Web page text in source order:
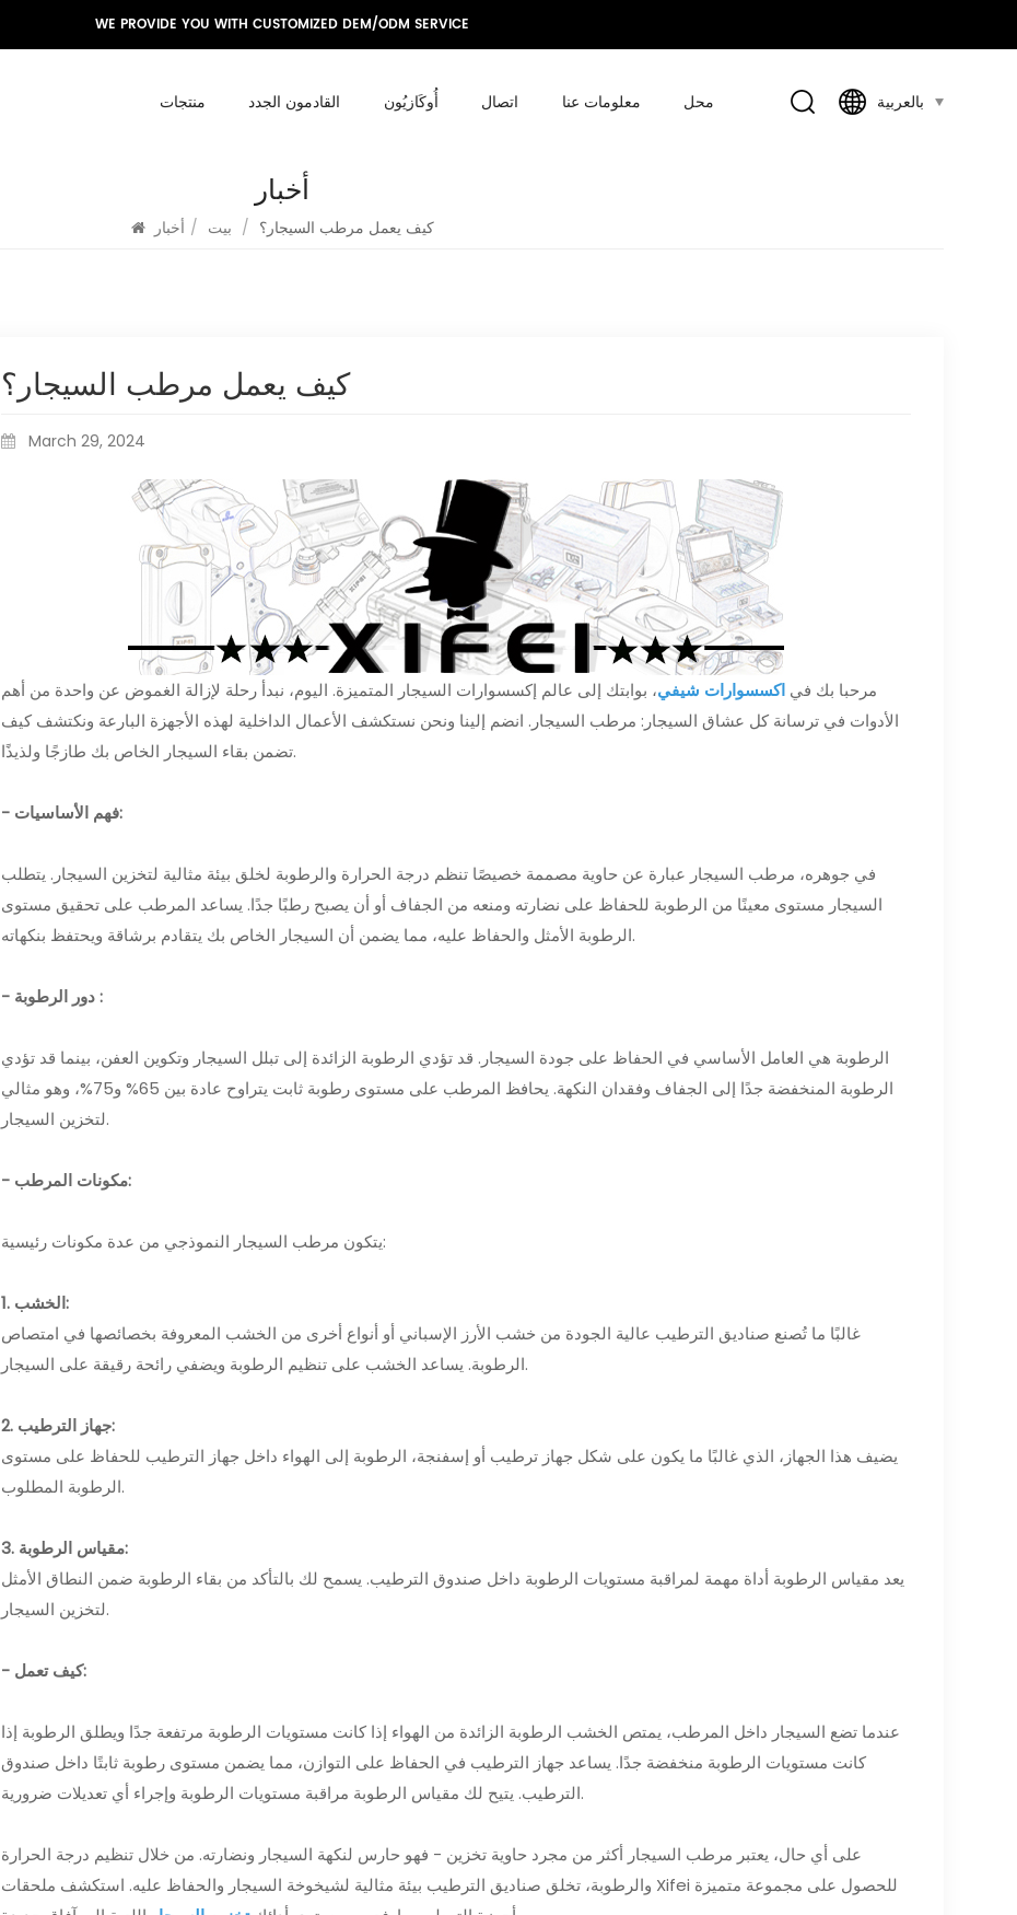
WE PROVIDE YOU WITH CUSTOMIZED DEM/ODM SERVICE
منتجات القادمون الجدد أُوكَازيُون اتصال معلومات عنا محل بالعربية
أخبار
بيت / أخبار / كيف يعمل مرطب السيجار؟
كيف يعمل مرطب السيجار؟
March 29, 2024
مرحبا بك في اكسسوارات شيفي، بوابتك إلى عالم إكسسوارات السيجار المتميزة. اليوم، نبدأ رحلة لإزالة الغموض عن واحدة من أهم
الأدوات في ترسانة كل عشاق السيجار: مرطب السيجار. انضم إلينا ونحن نستكشف الأعمال الداخلية لهذه الأجهزة البارعة ونكتشف كيف
تضمن بقاء السيجار الخاص بك طازجًا ولذيذًا.
- فهم الأساسيات:
في جوهره، مرطب السيجار عبارة عن حاوية مصممة خصيصًا تنظم درجة الحرارة والرطوبة لخلق بيئة مثالية لتخزين السيجار. يتطلب
السيجار مستوى معينًا من الرطوبة للحفاظ على نضارته ومنعه من الجفاف أو أن يصبح رطبًا جدًا. يساعد المرطب على تحقيق مستوى
الرطوبة الأمثل والحفاظ عليه، مما يضمن أن السيجار الخاص بك يتقادم برشاقة ويحتفظ بنكهاته.
- دور الرطوبة :
الرطوبة هي العامل الأساسي في الحفاظ على جودة السيجار. قد تؤدي الرطوبة الزائدة إلى تبلل السيجار وتكوين العفن، بينما قد تؤدي
الرطوبة المنخفضة جدًا إلى الجفاف وفقدان النكهة. يحافظ المرطب على مستوى رطوبة ثابت يتراوح عادة بين 65% و75%، وهو مثالي
لتخزين السيجار.
- مكونات المرطب:
يتكون مرطب السيجار النموذجي من عدة مكونات رئيسية:
1. الخشب:
غالبًا ما تُصنع صناديق الترطيب عالية الجودة من خشب الأرز الإسباني أو أنواع أخرى من الخشب المعروفة بخصائصها في امتصاص
الرطوبة. يساعد الخشب على تنظيم الرطوبة ويضفي رائحة رقيقة على السيجار.
2. جهاز الترطيب:
يضيف هذا الجهاز، الذي غالبًا ما يكون على شكل جهاز ترطيب أو إسفنجة، الرطوبة إلى الهواء داخل جهاز الترطيب للحفاظ على مستوى
الرطوبة المطلوب.
3. مقياس الرطوبة:
يعد مقياس الرطوبة أداة مهمة لمراقبة مستويات الرطوبة داخل صندوق الترطيب. يسمح لك بالتأكد من بقاء الرطوبة ضمن النطاق الأمثل
لتخزين السيجار.
- كيف تعمل:
عندما تضع السيجار داخل المرطب، يمتص الخشب الرطوبة الزائدة من الهواء إذا كانت مستويات الرطوبة مرتفعة جدًا ويطلق الرطوبة إذا
كانت مستويات الرطوبة منخفضة جدًا. يساعد جهاز الترطيب في الحفاظ على التوازن، مما يضمن مستوى رطوبة ثابتًا داخل صندوق
الترطيب. يتيح لك مقياس الرطوبة مراقبة مستويات الرطوبة وإجراء أي تعديلات ضرورية.
على أي حال، يعتبر مرطب السيجار أكثر من مجرد حاوية تخزين - فهو حارس لنكهة السيجار ونضارته. من خلال تنظيم درجة الحرارة
والرطوبة، تخلق صناديق الترطيب بيئة مثالية لشيخوخة السيجار والحفاظ عليه. استكشف ملحقات Xifei للحصول على مجموعة متميزة